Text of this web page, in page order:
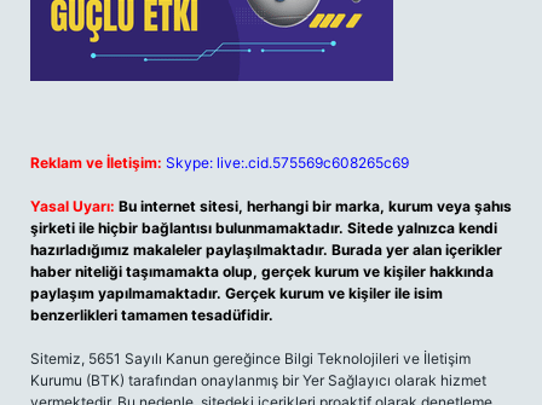
Reklam ve İletişim: Skype: live:.cid.575569c608265c69
Yasal Uyarı: Bu internet sitesi, herhangi bir marka, kurum veya şahıs
şirketi ile hiçbir bağlantısı bulunmamaktadır. Sitede yalnızca kendi
hazırladığımız makaleler paylaşılmaktadır. Burada yer alan içerikler
haber niteliği taşımamakta olup, gerçek kurum ve kişiler hakkında
paylaşım yapılmamaktadır. Gerçek kurum ve kişiler ile isim
benzerlikleri tamamen tesadüfidir.
Sitemiz, 5651 Sayılı Kanun gereğince Bilgi Teknolojileri ve İletişim
Kurumu (BTK) tarafından onaylanmış bir Yer Sağlayıcı olarak hizmet